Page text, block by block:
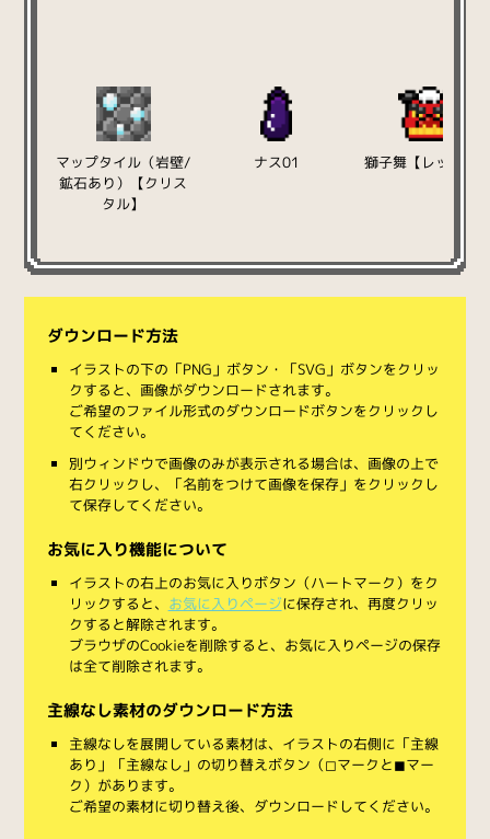
マップタイル（岩壁/
鉱石あり）【クリス
タル】
ナス01 獅子舞【レッド】
ダウンロード方法
イラストの下の「PNG」ボタン・「SVG」ボタンをクリッ
クすると、画像がダウンロードされます。
ご希望のファイル形式のダウンロードボタンをクリックし
てください。
別ウィンドウで画像のみが表示される場合は、画像の上で
右クリックし、「名前をつけて画像を保存」をクリックし
て保存してください。
お気に入り機能について
イラストの右上のお気に入りボタン（ハートマーク）をク
リックすると、 お気に入りページに保存され、再度クリッ
クすると解除されます。
ブラウザのCookieを削除すると、お気に入りページの保存
は全て削除されます。
主線なし素材のダウンロード方法
主線なしを展開している素材は、イラストの右側に「主線
あり」「主線なし」の切り替えボタン（◻︎マークと◼︎マー
ク）があります。
ご希望の素材に切り替え後、ダウンロードしてください。